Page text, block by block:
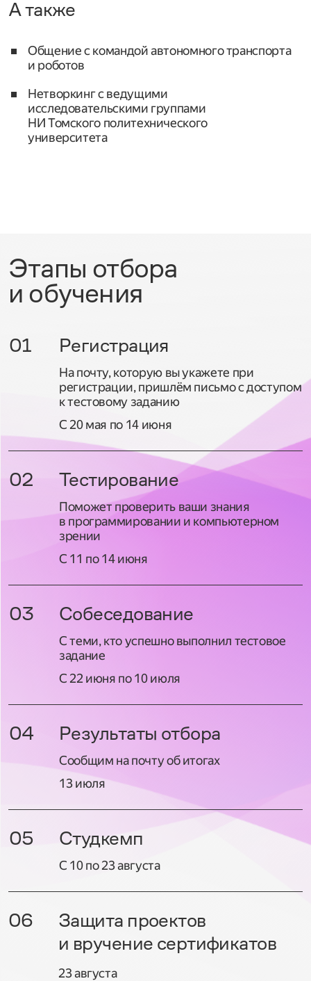
А также
Общение с командой автономного транспорта
и роботов
Нетворкинг с ведущими
исследовательскими группами
НИ Томского политехнического
университета
Этапы отбора
и обучения
01 Регистрация
На почту, которую вы укажете при
регистрации, пришлём письмо с доступом
к тестовому заданию
С 20 мая по 14 июня
02 Тестирование
Поможет проверить ваши знания
в программировании и компьютерном
зрении
С 11 по 14 июня
03 Собеседование
С теми, кто успешно выполнил тестовое
задание
С 22 июня по 10 июля
04 Результаты отбора
Сообщим на почту об итогах
13 июля
05 Студкемп
С 10 по 23 августа
06
Защита проектов
и вручение сертификатов
23 августа